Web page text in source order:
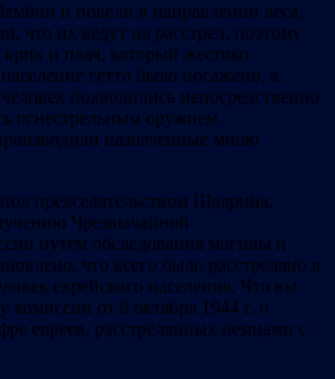
и повели в направлении леса,
что их ведут на расстрел, поэтому
и плач, который жестоко
гетто было посажено, а
подводились непосредственно
огнестрельным оружием.
назначенные мною
председательством Шадрина,
Чрезвычайной
путем обследования могилы и
что всего было расстреляно в
еврейского населения. Что вы
комиссии от 6 октября 1944 г. о
евреев, расстрелянных немцами с